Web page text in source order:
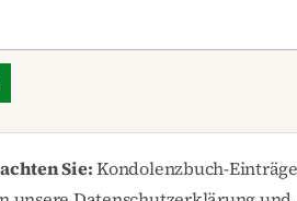
Sie:Kondolenzbuch-